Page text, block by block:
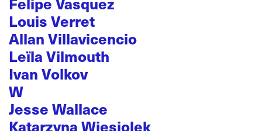
Louis Verret
Allan Villavicencio
Leïla Vilmouth
Ivan Volkov
W
Jesse Wallace
Katarzyna Wiesiolek